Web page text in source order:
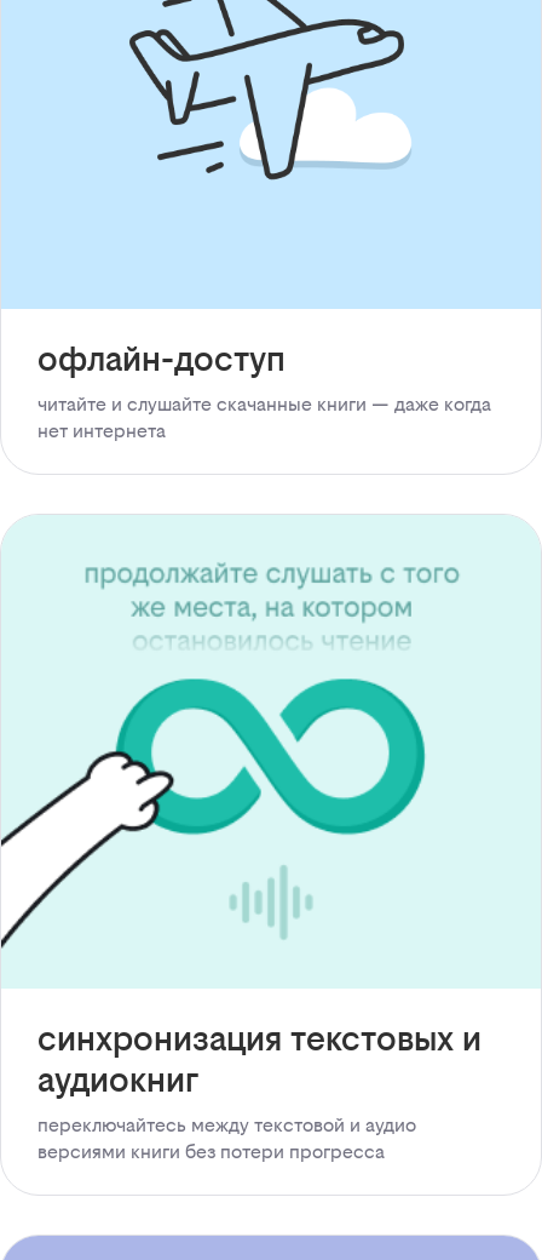
офлайн-доступ
читайте и слушайте скачанные книги — даже когда
нет интернета
синхронизация текстовых и
аудиокниг
переключайтесь между текстовой и аудио
версиями книги без потери прогресса